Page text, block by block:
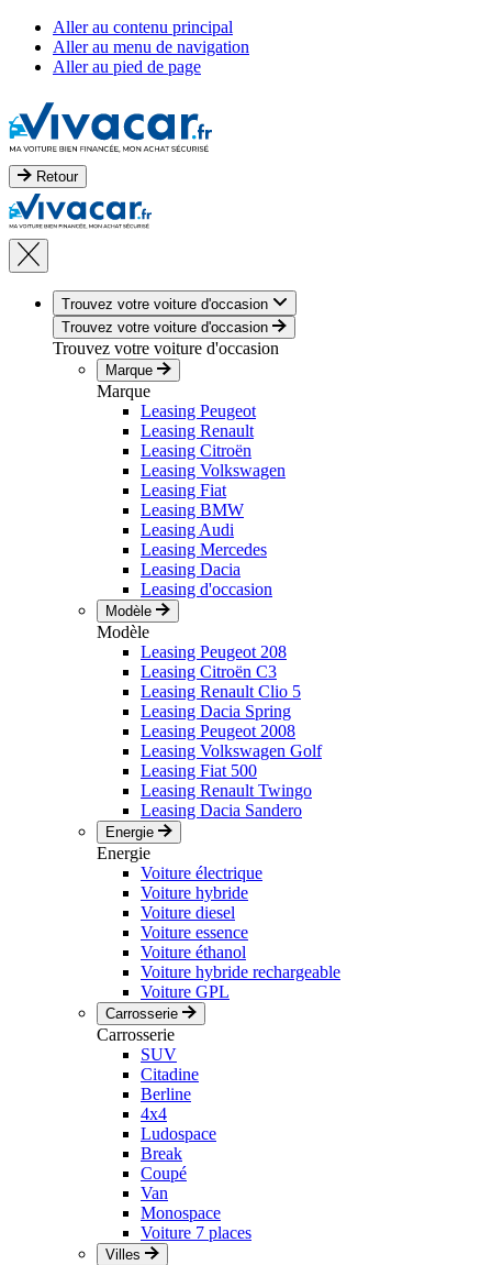
Aller au contenu principal
Aller au menu de navigation
Aller au pied de page
Retour
Trouvez votre voiture d'occasion
Trouvez votre voiture d'occasion
Trouvez votre voiture d'occasion
Marque
Marque
Leasing Peugeot
Leasing Renault
Leasing Citroën
Leasing Volkswagen
Leasing Fiat
Leasing BMW
Leasing Audi
Leasing Mercedes
Leasing Dacia
Leasing d'occasion
Modèle
Modèle
Leasing Peugeot 208
Leasing Citroën C3
Leasing Renault Clio 5
Leasing Dacia Spring
Leasing Peugeot 2008
Leasing Volkswagen Golf
Leasing Fiat 500
Leasing Renault Twingo
Leasing Dacia Sandero
Energie
Energie
Voiture électrique
Voiture hybride
Voiture diesel
Voiture essence
Voiture éthanol
Voiture hybride rechargeable
Voiture GPL
Carrosserie
Carrosserie
SUV
Citadine
Berline
4x4
Ludospace
Break
Coupé
Van
Monospace
Voiture 7 places
Villes